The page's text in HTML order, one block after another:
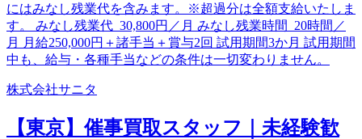
にはみなし残業代を含みます。※超過分は全額支給いたしま
す。 みなし残業代 30,800円／月 みなし残業時間 20時間／
月 月給250,000円＋諸手当＋賞与2回 試用期間3か月 試用期間
中も、給与・各種手当などの条件は一切変わりません。
株式会社サニタ
【東京】催事買取スタッフ｜未経験歓